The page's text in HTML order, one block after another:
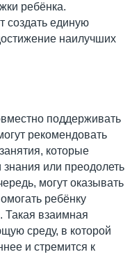
ребёнка.
создать единую
наилучших
поддерживать
рекомендовать
которые
знания или преодолеть
могут оказывать
ребёнку
взаимная
среду, в которой
и стремится к